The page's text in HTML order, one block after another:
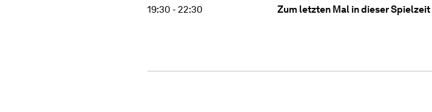
19:30 - 22:30 Zum letzten Mal in dieser Spielzeit